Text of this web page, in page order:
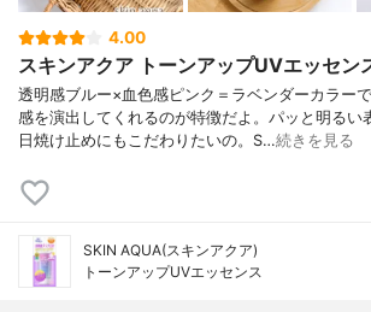
4.00
スキンアクア トーンアップUVエッセン
透明感ブルー×血色感ピンク＝ラベンダーカラー
感を演出してくれるのが特徴だよ。パッと明るい
日焼け止めにもこだわりたいの。S…続きを見る
SKIN AQUA(スキンアクア)
トーンアップUVエッセンス